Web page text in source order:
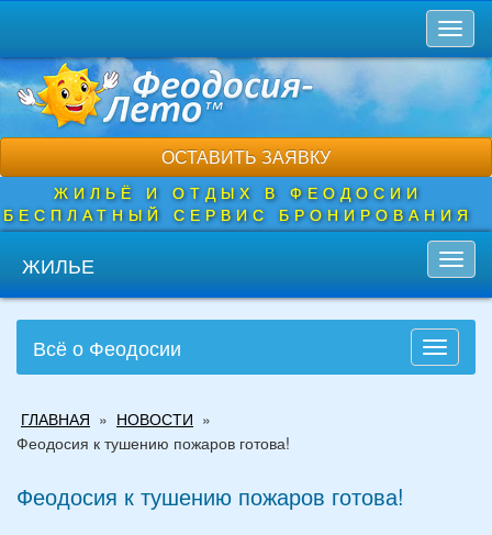
основному
содержанию
ОСТАВИТЬ ЗАЯВКУ
ЖИЛЬЁ И ОТДЫХ В ФЕОДОСИИ
БЕСПЛАТНЫЙ СЕРВИС БРОНИРОВАНИЯ
ЖИЛЬЕ
Toggle
Всё о Феодосии
здесь
ГЛАВНАЯ » НОВОСТИ »
Феодосия к тушению пожаров готова!
Феодосия к тушению пожаров готова!